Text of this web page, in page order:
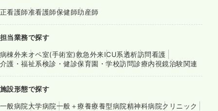
正看護師准看護師保健師助産師
担当業務で探す
病棟外来オペ室(手術室)救急外来ICU系透析訪問看護
介護・福祉系検診・健診保育園・学校訪問診療内視鏡治験関連
施設形態で探す
一般病院大学病院一般＋療養療養型病院精神科病院クリニック